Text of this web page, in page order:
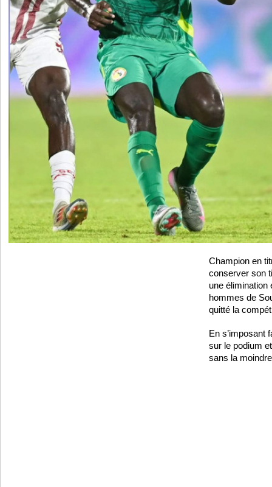
Champion en
conserver son
une élimination
hommes de
quitté la
En s’imposant
sur le podium
sans la